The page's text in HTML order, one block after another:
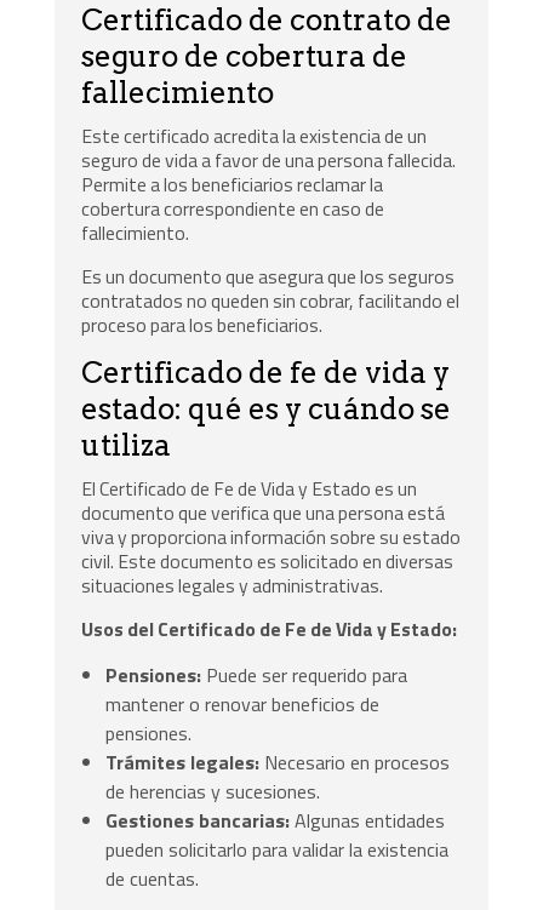
Certificado de contrato de
seguro de cobertura de
fallecimiento
Este certificado acredita la existencia de un
seguro de vida a favor de una persona fallecida.
Permite a los beneficiarios reclamar la
cobertura correspondiente en caso de
fallecimiento.
Es un documento que asegura que los seguros
contratados no queden sin cobrar, facilitando el
proceso para los beneficiarios.
Certificado de fe de vida y
estado: qué es y cuándo se
utiliza
El Certificado de Fe de Vida y Estado es un
documento que verifica que una persona está
viva y proporciona información sobre su estado
civil. Este documento es solicitado en diversas
situaciones legales y administrativas.
Usos del Certificado de Fe de Vida y Estado:
Pensiones: Puede ser requerido para
mantener o renovar beneficios de
pensiones.
Trámites legales: Necesario en procesos
de herencias y sucesiones.
Gestiones bancarias:Algunas entidades
pueden solicitarlo para validar la existencia
de cuentas.